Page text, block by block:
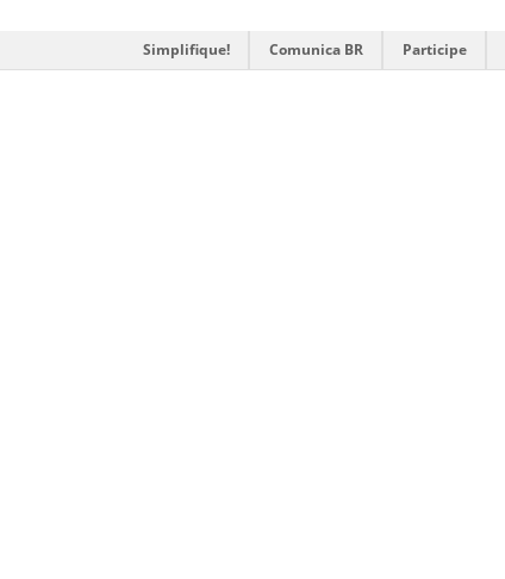
Simplifique! Comunica BR Participe